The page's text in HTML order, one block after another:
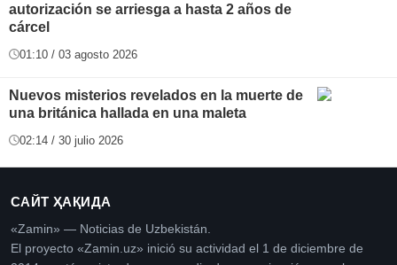
autorización se arriesga a hasta 2 años de
cárcel
01:10 / 03 agosto 2026
Nuevos misterios revelados en la muerte de
una británica hallada en una maleta
02:14 / 30 julio 2026
САЙТ ҲАҚИДА
«Zamin» — Noticias de Uzbekistán.
El proyecto «Zamin.uz» inició su actividad el 1 de diciembre de